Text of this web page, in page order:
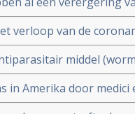
van de
verloop van de
middel
te kunnen bestrijden.
in Amerika door
het corona virus en